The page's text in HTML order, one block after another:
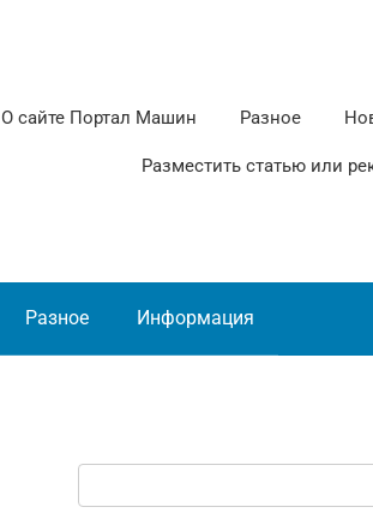
О сайте Портал Машин Разное
Разместить статью или
Разное Информация